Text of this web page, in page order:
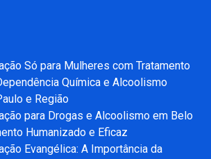
Só para Mulheres com Tratamento
Química e Alcoolismo
e Região
para Drogas e Alcoolismo em Belo
Humanizado e Eficaz
Evangélica: A Importância da